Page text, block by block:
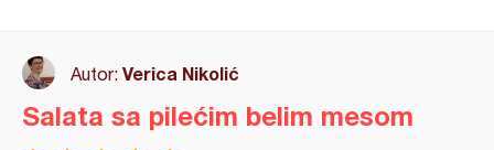
Autor: Verica Nikolić
Salata sa pilećim belim mesom